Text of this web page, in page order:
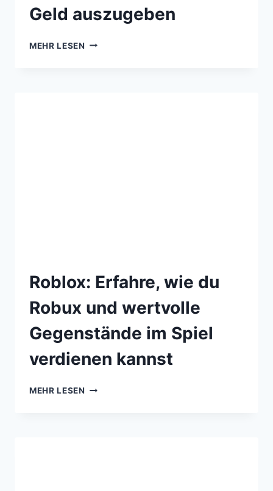
Geld auszugeben
MEHR LESEN
Roblox: Erfahre, wie du
Robux und wertvolle
Gegenstände im Spiel
verdienen kannst
MEHR LESEN